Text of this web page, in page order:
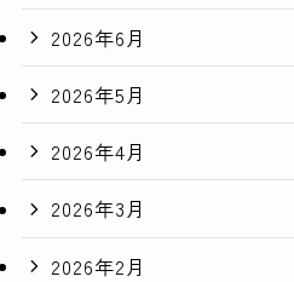
2026年6月
2026年5月
2026年4月
2026年3月
2026年2月